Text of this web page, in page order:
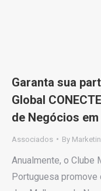
Garanta sua
Global
de Negócios
Associados By
Anualmente, o Clube
Portuguesa promove